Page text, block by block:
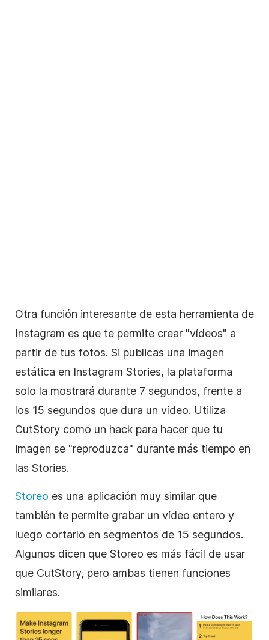
Otra función interesante de esta herramienta de
Instagram es que te permite crear "vídeos" a
partir de tus fotos. Si publicas una imagen
estática en Instagram Stories, la plataforma
solo la mostrará durante 7 segundos, frente a
los 15 segundos que dura un vídeo. Utiliza
CutStory como un hack para hacer que tu
imagen se "reproduzca" durante más tiempo en
las Stories.
Storeo es una aplicación muy similar que
también te permite grabar un vídeo entero y
luego cortarlo en segmentos de 15 segundos.
Algunos dicen que Storeo es más fácil de usar
que CutStory, pero ambas tienen funciones
similares.